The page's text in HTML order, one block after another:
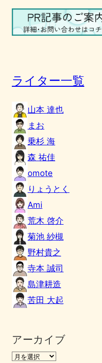
ライター一覧
山本 達也
まお
乗杉 海
森 祐佳
omote
りょうとく
Ami
荒木 啓介
菊池 紗槻
野村貴之
寺本 誠司
島津耕造
苦田 大起
アーカイブ